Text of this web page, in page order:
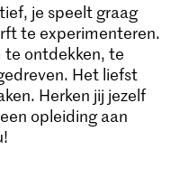
je speelt graag
te experimenteren.
te ontdekken, te
Het liefst
Herken jij jezelf
opleiding aan